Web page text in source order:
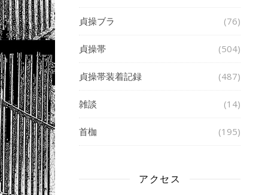
貞操ブラ (76)
貞操帯 (504)
貞操帯装着記録 (487)
雑談 (14)
首枷 (195)
アクセス